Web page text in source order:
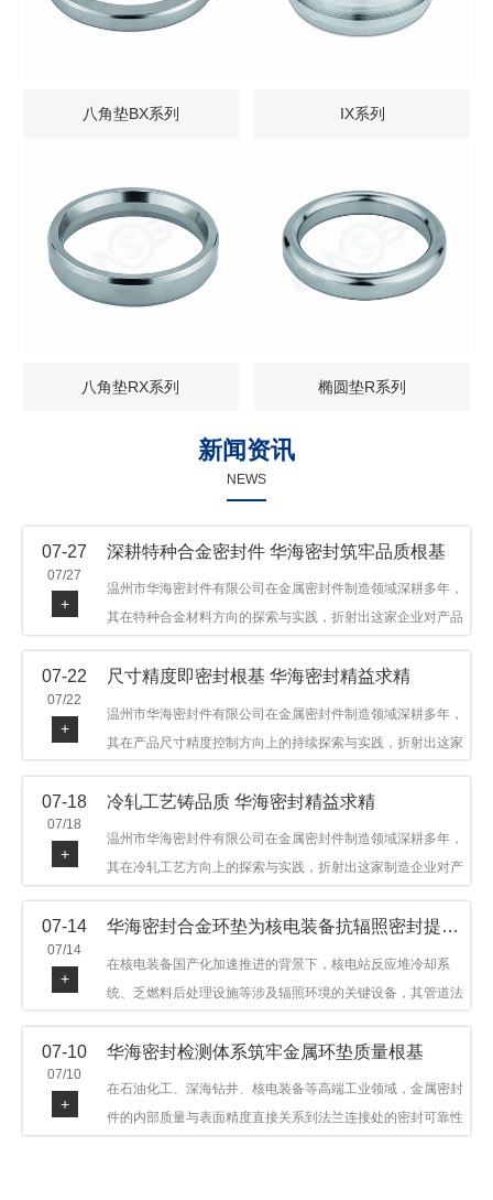
八角垫BX系列 IX系列
八角垫RX系列 椭圆垫R系列
新闻资讯
NEWS
07-27
07/27
+
深耕特种合金密封件 华海密封筑牢品质根基
温州市华海密封件有限公司在金属密封件制造领域深耕多年，
其在特种合金材料方向的探索与实践，折射出这家企业对产品
品，可提供多种材质方案，在石油机械、管道法兰、采油树、
07-22
07/22
+
尺寸精度即密封根基 华海密封精益求精
温州市华海密封件有限公司在金属密封件制造领域深耕多年，
其在产品尺寸精度控制方向上的持续探索与实践，折射出这家
产品，广泛应用于石油机械、管道法兰、采油树、井口装置等
领域。本文从尺寸精度的技术内涵及企业工艺积累等角度，呈
现华海密封在该领域的务实探索与稳步发展。
07-18
07/18
+
冷轧工艺铸品质 华海密封精益求精
温州市华海密封件有限公司在金属密封件制造领域深耕多年，
其在冷轧工艺方向上的探索与实践，折射出这家制造企业对产
品，广泛应用于石油机械、管道法兰、采油树、井口装置等领
步发展。
07-14
07/14
+
华海密封合金环垫为核电装备抗辐照密封提供可靠保障
在核电装备国产化加速推进的背景下，核电站反应堆冷却系
统、乏燃料后处理设施等涉及辐照环境的关键设备，其管道法
定与密封可靠。温州市华海密封件科技有限公司深耕金属密封
领域二十余年，依托八角垫、椭圆垫及RX/BX系列高压环垫等
全系列产品，以特种合金材质体系，为核电装备抗辐照密封提
供针对性配套方案。
07-10
07/10
+
华海密封检测体系筑牢金属环垫质量根基
在石油化工、深海钻井、核电装备等高端工业领域，金属密封
件的内部质量与表面精度直接关系到法兰连接处的密封可靠性